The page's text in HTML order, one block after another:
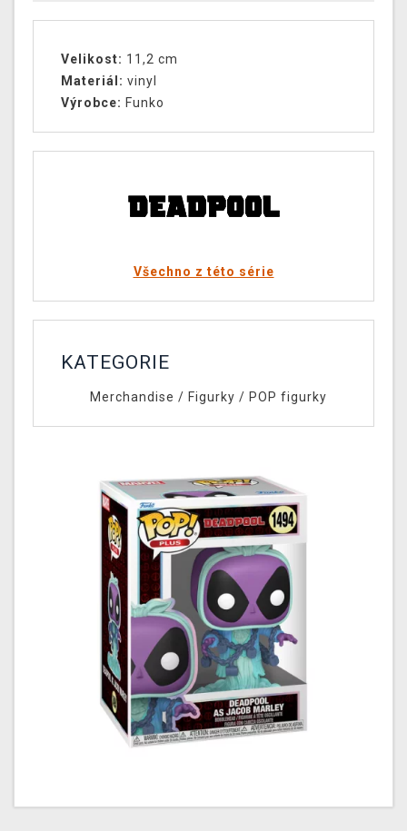
Velikost: 11,2 cm
Materiál: vinyl
Výrobce: Funko
Všechno z této série
KATEGORIE
Merchandise / Figurky / POP figurky